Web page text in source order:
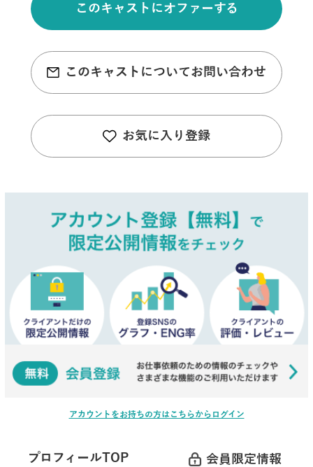
このキャストにオファーする
このキャストについてお問い合わせ
お気に入り登録
アカウントをお持ちの方はこちらからログイン
プロフィールTOP 会員限定情報